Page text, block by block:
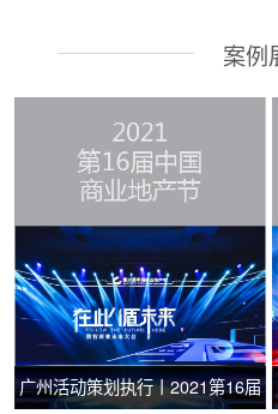
案例
广州活动策划执行丨2021第16届